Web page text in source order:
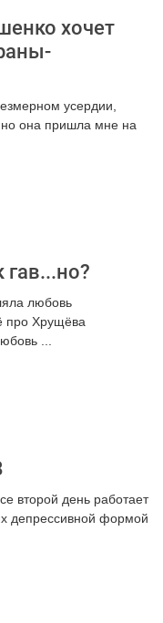
хочет
усердии,
она пришла мне на
любовь
про Хрущёва
...
второй день работает
депрессивной формой